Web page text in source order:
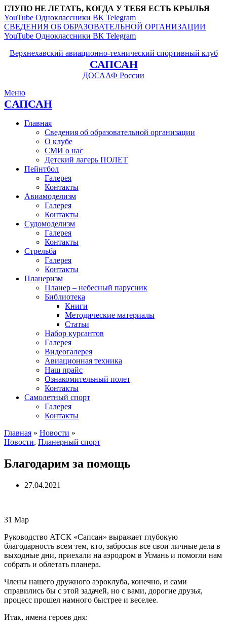
ГЛУПО НЕ ЛЕТАТЬ, КОГДА У ТЕБЯ ЕСТЬ КРЫЛЬЯ
YouTube Одноклассники ВК Telegram
СВЕДЕНИЯ ОБ ОБРАЗОВАТЕЛЬНОЙ ОРГАНИЗАЦИИ
YouTube Одноклассники ВК Telegram
Верхнехавский авиационно-технический спортивный клуб
САПСАН
ДОСААФ России
Меню
САПСАН
Главная
Сведения об образовательной организации
О клубе
СМИ о нас
Детский лагерь ПОЛЕТ
Пейнтбол
Галерея
Контакты
Авиамоделизм
Галерея
Контакты
Судомоделизм
Галерея
Контакты
Стрельба
Галерея
Контакты
Планеризм
Планер – небесный парусник
Библиотека
Книги
Методические материалы
Статьи
Набор курсантов
Галерея
Видеогалерея
Авиационная техника
Наш прайс
Ознакомительный полет
Контакты
Самолетный спорт
Галерея
Контакты
Главная » Новости »
Новости, Планерный спорт
Благодарим за помощь
27.04.2021
31 Мар
Руководство АТСК «Сапсан» выражает глубокую
благодарность всем тем, кто, забросив все свои личные дела в
выходные дни, приехали на аэродром в Усмань и помогли нам
собрать и облетать планера.
Члены нашего дружного аэроклуба, конечно, и сами
справились бы с этой задачей, но с вами, дорогие друзья,
процесс прошел намного быстрее и веселее.
Итак, имена героев дня: